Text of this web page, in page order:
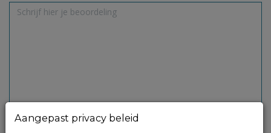
Aangepast privacy beleid